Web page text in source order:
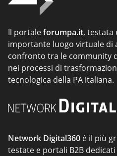
Il portaleforumpa.it, testata
importante luogo virtuale di
confronto tra le community
nei processi di
tecnologica della PA italiana.
Network Digital360 è il più
testate e portali B2B